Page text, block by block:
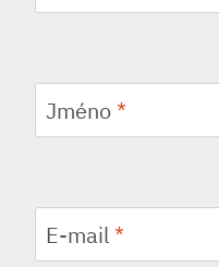
Jméno *
E-mail *